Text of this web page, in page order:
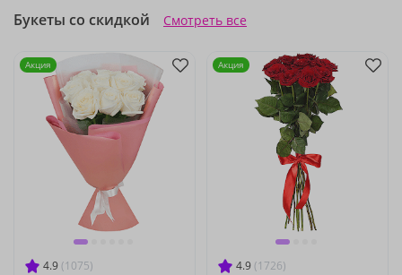
Букеты со скидкой Смотреть все
4.9 (1075)
Акция
4.9 (1726)
Акция